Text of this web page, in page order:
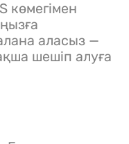
көмегімен
аласыз —
шешіп алуға